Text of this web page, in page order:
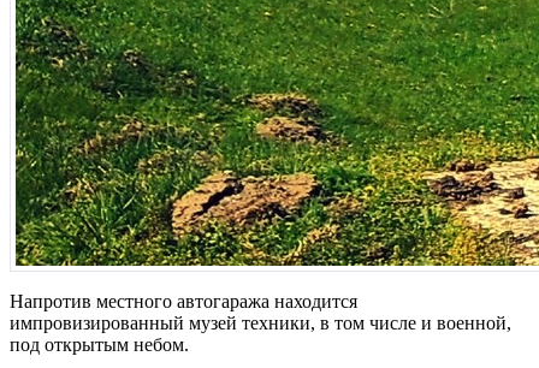
Напротив местного автогаража находится
импровизированный музей техники, в том числе и военной,
под открытым небом.